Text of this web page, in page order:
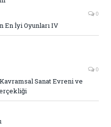
0
En İyi Oyunları IV
0
Sanat Evreni ve